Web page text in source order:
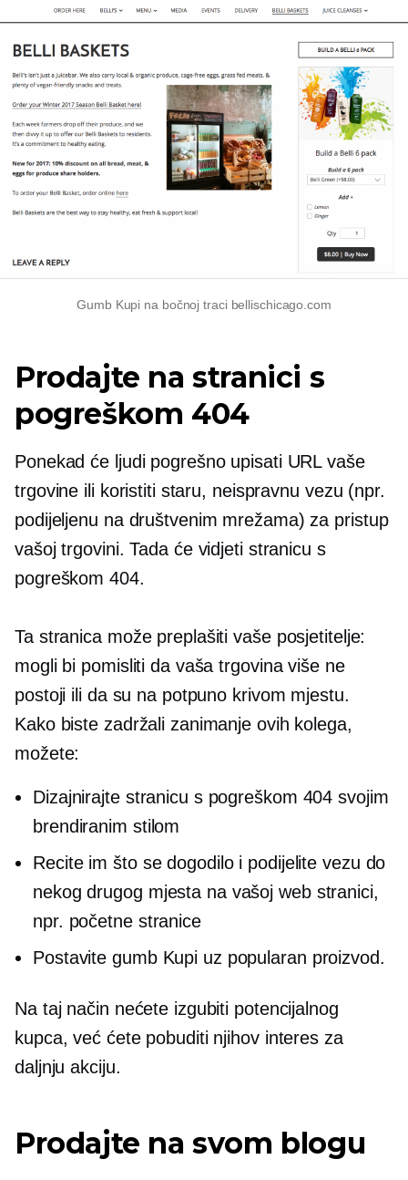
Gumb Kupi na bočnoj traci bellischicago.com
Prodajte na stranici s
pogreškom 404
Ponekad će ljudi pogrešno upisati URL vaše
trgovine ili koristiti staru, neispravnu vezu (npr.
podijeljenu na društvenim mrežama) za pristup
vašoj trgovini. Tada će vidjeti stranicu s
pogreškom 404.
Ta stranica može preplašiti vaše posjetitelje:
mogli bi pomisliti da vaša trgovina više ne
postoji ili da su na potpuno krivom mjestu.
Kako biste zadržali zanimanje ovih kolega,
možete:
Dizajnirajte stranicu s pogreškom 404 svojim
brendiranim stilom
Recite im što se dogodilo i podijelite vezu do
nekog drugog mjesta na vašoj web stranici,
npr. početne stranice
Postavite gumb Kupi uz popularan proizvod.
Na taj način nećete izgubiti potencijalnog
kupca, već ćete pobuditi njihov interes za
daljnju akciju.
Prodajte na svom blogu